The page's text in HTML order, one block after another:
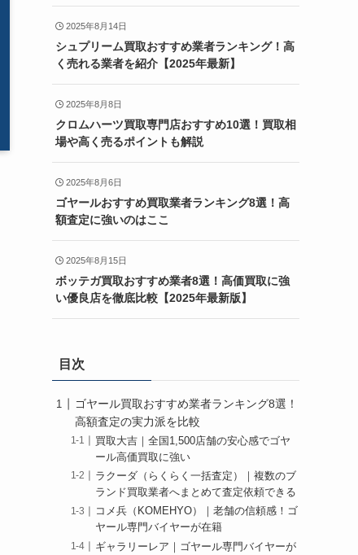
2025年8月14日
シュプリーム買取おすすめ業者ランキング！高
く売れる業者を紹介【2025年最新】
2025年8月8日
クロムハーツ買取専門店おすすめ10選！買取相
場や高く売るポイントも解説
2025年8月6日
ゴヤールおすすめ買取業者ランキング8選！高
額査定に強いのはここ
2025年8月15日
ボッテガ買取おすすめ業者8選！高価買取に強
い優良店を徹底比較【2025年最新版】
目次
ゴヤール買取おすすめ業者ランキング8選！
高額査定の実力派を比較
買取大吉｜全国1,500店舗の安心感でゴヤ
ール高価買取に強い
ラクーダ（らくらく一括査定）｜複数のブ
ランド買取業者へまとめて査定依頼できる
コメ兵（KOMEHYO）｜老舗の信頼感！ゴ
ヤール専門バイヤーが在籍
ギャラリーレア｜ゴヤール専門バイヤーが